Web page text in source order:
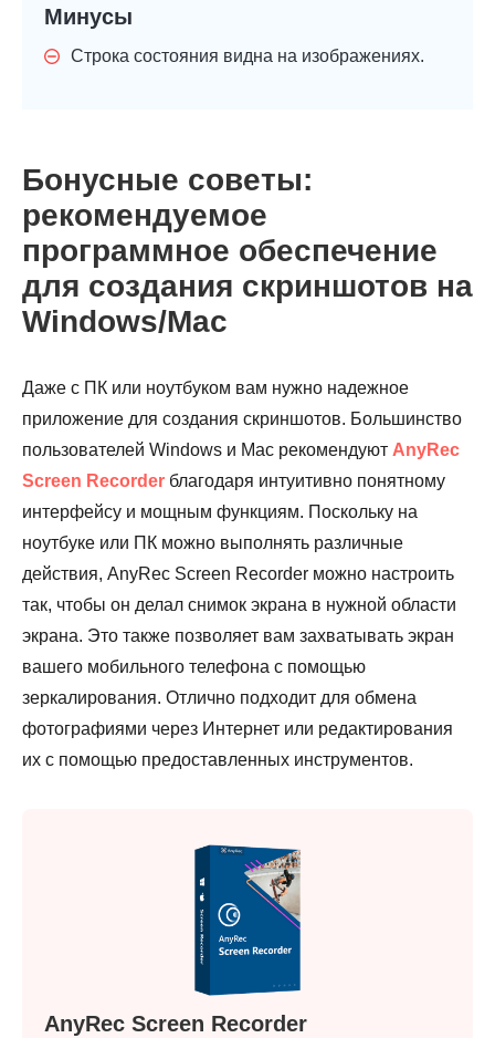
Минусы
Строка состояния видна на изображениях.
Бонусные советы:
рекомендуемое
программное обеспечение
для создания скриншотов на
Windows/Mac
Даже с ПК или ноутбуком вам нужно надежное
приложение для создания скриншотов. Большинство
пользователей Windows и Mac рекомендуют AnyRec
Screen Recorder благодаря интуитивно понятному
интерфейсу и мощным функциям. Поскольку на
ноутбуке или ПК можно выполнять различные
действия, AnyRec Screen Recorder можно настроить
так, чтобы он делал снимок экрана в нужной области
экрана. Это также позволяет вам захватывать экран
вашего мобильного телефона с помощью
зеркалирования. Отлично подходит для обмена
фотографиями через Интернет или редактирования
их с помощью предоставленных инструментов.
AnyRec Screen Recorder